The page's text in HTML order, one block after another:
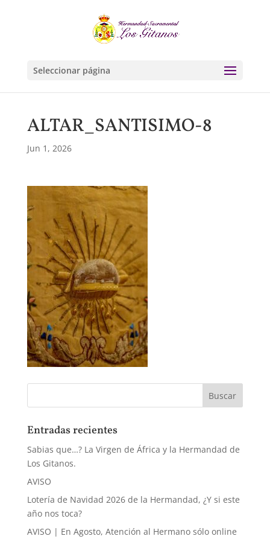
Seleccionar página
ALTAR_SANTISIMO-8
Jun 1, 2026
Entradas recientes
Sabias que…? La Virgen de África y la Hermandad de
Los Gitanos.
AVISO
Lotería de Navidad 2026 de la Hermandad, ¿Y si este
año nos toca?
AVISO | En Agosto, Atención al Hermano sólo online